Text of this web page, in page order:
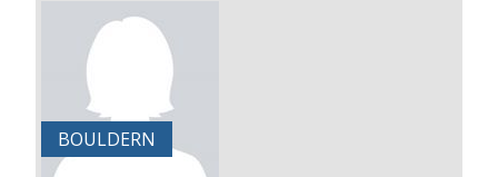
BOULDERN